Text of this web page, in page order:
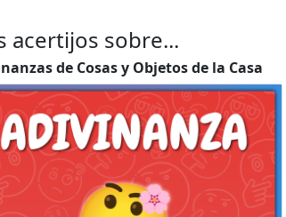
acertijos sobre...
de Cosas y Objetos de la Casa